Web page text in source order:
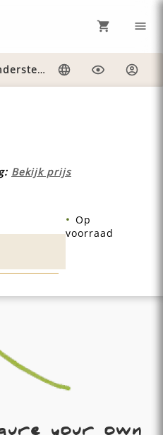
/Walnoot-
Bekijk prijs
Op
voorraad